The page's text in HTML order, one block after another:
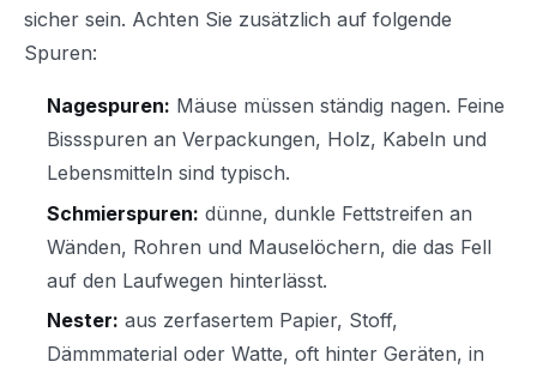
sicher sein. Achten Sie zusätzlich auf folgende
Spuren:
Nagespuren: Mäuse müssen ständig nagen. Feine
Bissspuren an Verpackungen, Holz, Kabeln und
Lebensmitteln sind typisch.
Schmierspuren: dünne, dunkle Fettstreifen an
Wänden, Rohren und Mauselöchern, die das Fell
auf den Laufwegen hinterlässt.
Nester: aus zerfasertem Papier, Stoff,
Dämmmaterial oder Watte, oft hinter Geräten, in